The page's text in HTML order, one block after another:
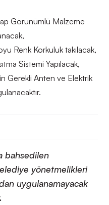
Görünümlü Malzeme
Renk Korkuluk takılacak,
Sistemi Yapılacak,
Gerekli Anten ve Elektrik
bahsedilen
yönetmelikleri
uygulanamayacak